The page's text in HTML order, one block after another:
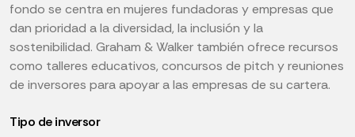
fondo se centra en mujeres fundadoras y empresas que
dan prioridad a la diversidad, la inclusión y la
sostenibilidad. Graham & Walker también ofrece recursos
como talleres educativos, concursos de pitch y reuniones
de inversores para apoyar a las empresas de su cartera.
Tipo de inversor